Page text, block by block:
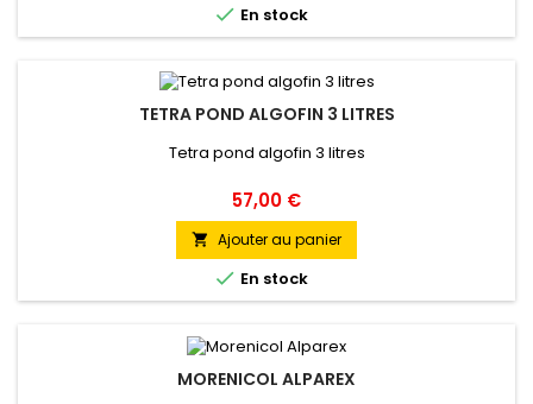
 En stock
TETRA POND ALGOFIN 3 LITRES
Tetra pond algofin 3 litres
Prix
57,00 €
 Ajouter au panier
 En stock
MORENICOL ALPAREX